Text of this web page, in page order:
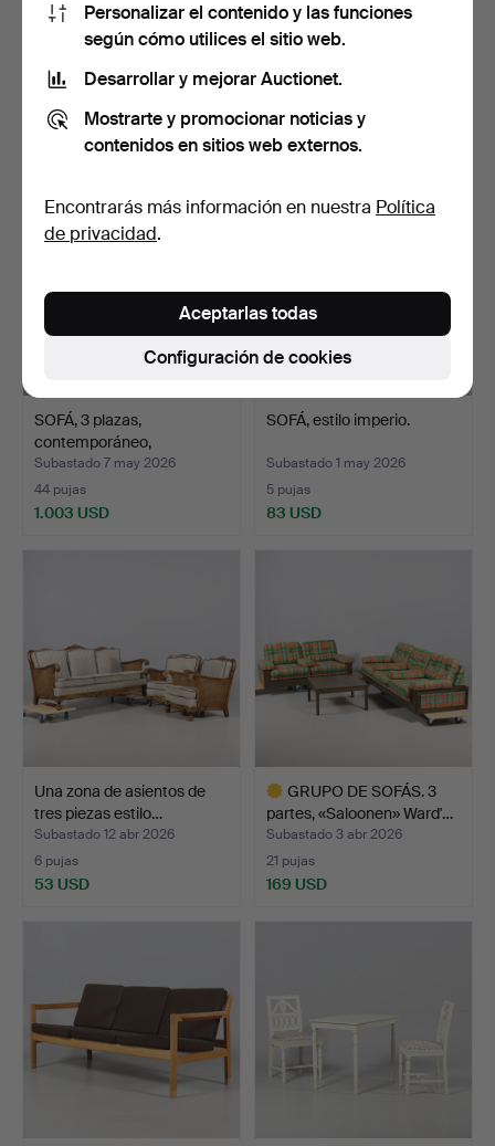
JUEGO DE SALÓN, 5
piezas, Inglaterra, prin…
Subastado 9 may 2026
24 pujas
198 USD
seleccionado
SOFÁ, 2 plazas,
contemporáneo,
62 pujas
1.794 USD
SOFÁ, 3 plazas,
contemporáneo,
Engelsson.
Subastado 7 may 2026
44 pujas
1.003 USD
SOFÁ, estilo imperio.
Subastado 1 may 2026
5 pujas
83 USD
Una zona de asientos de
tres piezas estilo…
Subastado 12 abr 2026
6 pujas
53 USD
GRUPO DE SOFÁS. 3
partes, «Saloonen» Ward'…
Subastado 3 abr 2026
21 pujas
169 USD
Personalizar el contenido y las funciones
según cómo utilices el sitio web.
Desarrollar y mejorar Auctionet.
Mostrarte y promocionar noticias y
contenidos en sitios web externos.
Encontrarás más información en nuestra Política
de privacidad.
Configuración de cookies
Aceptarlas todas